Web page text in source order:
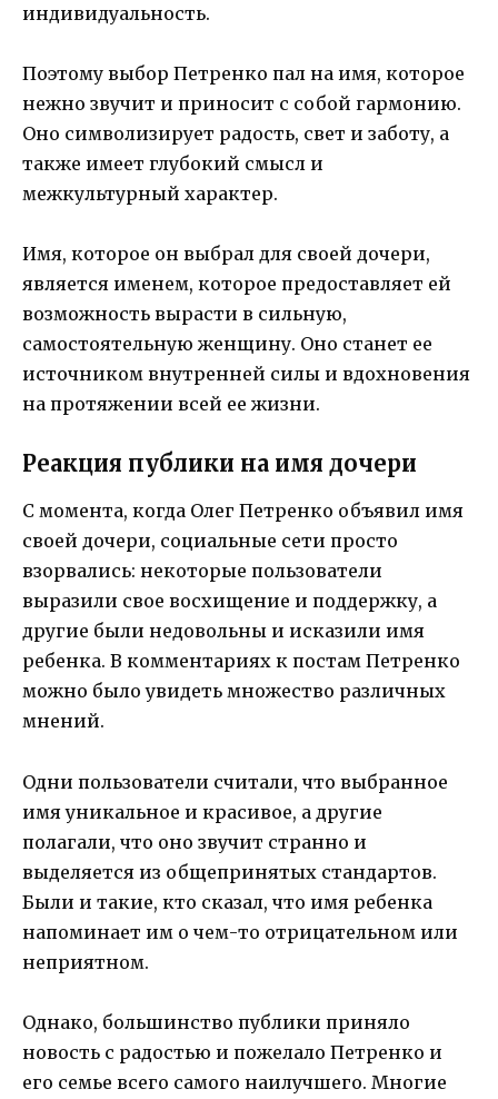
индивидуальность.
Поэтому выбор Петренко пал на имя, которое
нежно звучит и приносит с собой гармонию.
Оно символизирует радость, свет и заботу, а
также имеет глубокий смысл и
межкультурный характер.
Имя, которое он выбрал для своей дочери,
является именем, которое предоставляет ей
возможность вырасти в сильную,
самостоятельную женщину. Оно станет ее
источником внутренней силы и вдохновения
на протяжении всей ее жизни.
Реакция публики на имя дочери
С момента, когда Олег Петренко объявил имя
своей дочери, социальные сети просто
взорвались: некоторые пользователи
выразили свое восхищение и поддержку, а
другие были недовольны и исказили имя
ребенка. В комментариях к постам Петренко
можно было увидеть множество различных
мнений.
Одни пользователи считали, что выбранное
имя уникальное и красивое, а другие
полагали, что оно звучит странно и
выделяется из общепринятых стандартов.
Были и такие, кто сказал, что имя ребенка
напоминает им о чем-то отрицательном или
неприятном.
Однако, большинство публики приняло
новость с радостью и пожелало Петренко и
его семье всего самого наилучшего. Многие